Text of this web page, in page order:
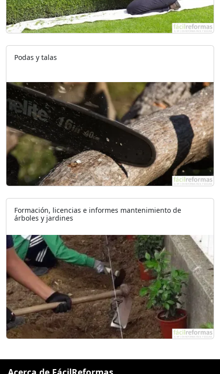
Podas y talas
Formación, licencias e informes mantenimiento de
árboles y jardines